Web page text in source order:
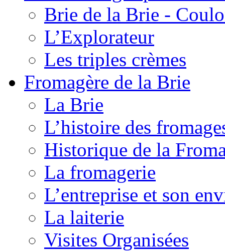
Brie de la Brie -
L’Explorateur
Les triples crèmes
Fromagère de la Brie
La Brie
L’histoire des
Historique de la
La fromagerie
L’entreprise et son
La laiterie
Visites Organisées